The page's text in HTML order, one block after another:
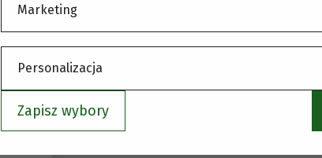
Marketing
Personalizacja
Zapisz wybory